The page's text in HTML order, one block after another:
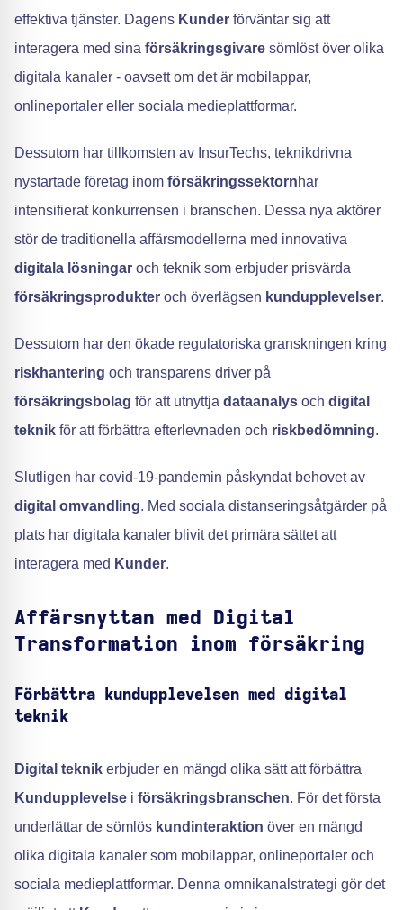
effektiva tjänster. Dagens Kunder förväntar sig att
interagera med sina försäkringsgivare sömlöst över olika
digitala kanaler - oavsett om det är mobilappar,
onlineportaler eller sociala medieplattformar.
Dessutom har tillkomsten av InsurTechs, teknikdrivna
nystartade företag inom försäkringssektornhar
intensifierat konkurrensen i branschen. Dessa nya aktörer
stör de traditionella affärsmodellerna med innovativa
digitala lösningar och teknik som erbjuder prisvärda
försäkringsprodukter och överlägsen kundupplevelser.
Dessutom har den ökade regulatoriska granskningen kring
riskhantering och transparens driver på
försäkringsbolag för att utnyttja dataanalys och digital
teknik för att förbättra efterlevnaden och riskbedömning.
Slutligen har covid-19-pandemin påskyndat behovet av
digital omvandling. Med sociala distanseringsåtgärder på
plats har digitala kanaler blivit det primära sättet att
interagera med Kunder.
Affärsnyttan med Digital
Transformation inom försäkring
Förbättra kundupplevelsen med digital
teknik
Digital teknik erbjuder en mängd olika sätt att förbättra
Kundupplevelse i försäkringsbranschen. För det första
underlättar de sömlös kundinteraktion över en mängd
olika digitala kanaler som mobilappar, onlineportaler och
sociala medieplattformar. Denna omnikanalstrategi gör det